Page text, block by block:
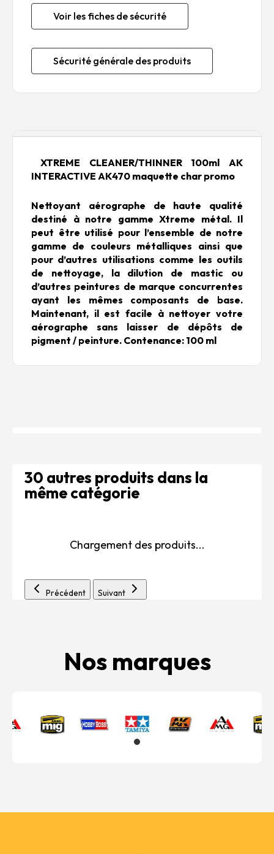
Voir les fiches de sécurité
Sécurité générale des produits
XTREME CLEANER/THINNER 100ml AK
INTERACTIVE AK470 maquette char promo
Nettoyant aérographe de haute qualité
destiné à notre gamme Xtreme métal. Il
peut être utilisé pour l’ensemble de notre
gamme de couleurs métalliques ainsi que
pour d’autres utilisations comme les outils
de nettoyage, la dilution de mastic ou
d’autres peintures de marque concurrentes
ayant les mêmes composants de base.
Maintenant, il est facile à nettoyer votre
aérographe sans laisser de dépôts de
pigment / peinture. Contenance: 100 ml
30 autres produits dans la
même catégorie
Chargement des produits...
Précédent Suivant
Nos marques